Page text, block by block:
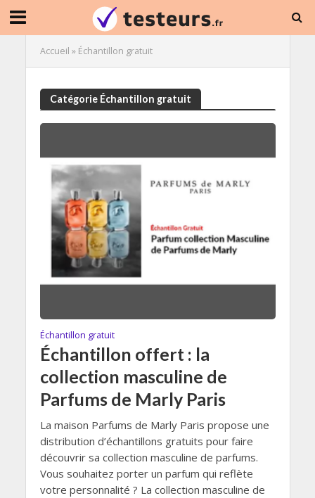
Accueil » Échantillon gratuit
Catégorie Échantillon gratuit
Échantillon gratuit
Échantillon offert : la
collection masculine de
Parfums de Marly Paris
La maison Parfums de Marly Paris propose une
distribution d’échantillons gratuits pour faire
découvrir sa collection masculine de parfums.
Vous souhaitez porter un parfum qui reflète
votre personnalité ? La collection masculine de